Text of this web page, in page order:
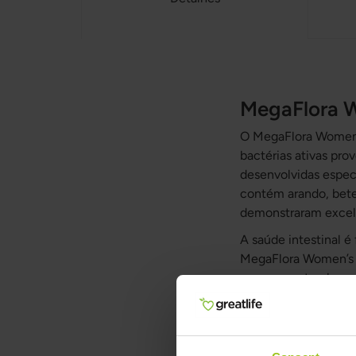
MegaFlora
O MegaFlora
bactérias ativas
desenvolvidas
contém arando,
demonstraram
A saúde intestinal é
MegaFlora
ocorrem
equilíbrio de